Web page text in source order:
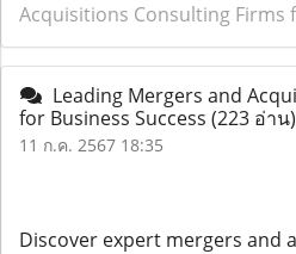
Acquisitions Consulting Firms
Leading Mergers and
for Business Success (223 อ่าน)
11 ก.ค. 2567 18:35
Discover expert mergers and